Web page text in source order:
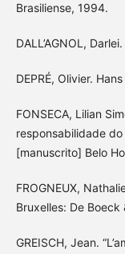
Brasiliense, 1994.
DALL’AGNOL,
DEPRÉ, Olivier.
FONSECA, Lilian
responsabilidade
[manuscrito] Belo
FROGNEUX,
Bruxelles: De Boeck
GREISCH, Jean.